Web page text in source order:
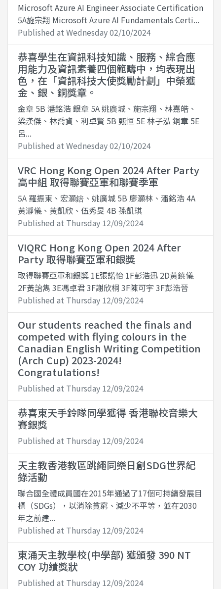
Microsoft Azure AI Engineer Associate Certification
5A施宗翔 Microsoft Azure AI Fundamentals Certi...
Published at Wednesday 02/10/2024
恭喜學生在資訊科技知識、服務、綜合應
用能力及資訊素養四個範疇中，均表現出
色，在「資訊科技大使獎勵計劃」中榮獲
金、銀、銅獎章。
金章 5B 潘銘浩 銀章 5A 姚廣城、施宗翔、林嘉皓、
梁漢傑、林喬資、利卓賢 5B 甄恒 5E 林子泓 銅章 5E
呂...
Published at Wednesday 02/10/2024
VRC Hong Kong Open 2024 After Party
高中組 取得聯賽亞軍和聯賽季軍
5A 羅振東、宏灝錇、姚廣城 5B 廖灝林、潘銘浩 4A
黃瀞儀、黃凱欣、伍秀旻 4B 孫凱琪
Published at Thursday 12/09/2024
VIQRC Hong Kong Open 2024 After
Party 取得聯賽亞軍和銀獎
取得聯賽亞軍和銀獎 1E張諾怡 1F彭浩迅 2D黃鐃儀
2F黃詒雋 3E馮卓君 3F謝欣桐 3F陳可宇 3F彭浩晉
Published at Thursday 12/09/2024
Our students reached the finals and
competed with flying colours in the
Canadian English Writing Competition
(Arch Cup) 2023-2024!
Congratulations!
Published at Thursday 12/09/2024
恭喜東天手鈴隊同學獲得 香港聯校音樂大
賽銀獎
Published at Thursday 12/09/2024
天主教香港教區跳繩同樂日創SDG世界紀
錄活動
聯合國全體成員國在2015年通過了17個可持續發展目
標（SDGs），以消除貧窮、減少不平等，並在2030
年之前建...
Published at Thursday 12/09/2024
東涌天主教學校(中學部) 獲頒發 390 NT
COY 功績獎狀
Published at Thursday 12/09/2024